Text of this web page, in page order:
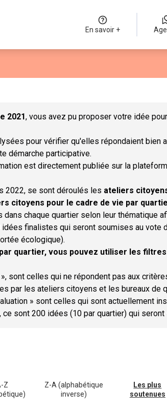
En savoir +
2021, vous avez pu proposer votre idée
pour vérifier qu'elles répondaient bien
un nouvel onglet)
démarche participative.
est directement publiée sur la
2022, se sont déroulés les ateliers
citoyens pour le cadre de vie par
chaque quartier selon leur thématique
finalistes qui seront soumises au vote
écologique).
quartier, vous pouvez utiliser les filtres
sont celles qui ne répondent pas aux
par les ateliers citoyens et les bureaux de
» sont celles qui sont actuellement
ce sont 200 idées (10 par quartier) qui
Z
Z-A (alphabétique
inverse)
Les plus
soutenues